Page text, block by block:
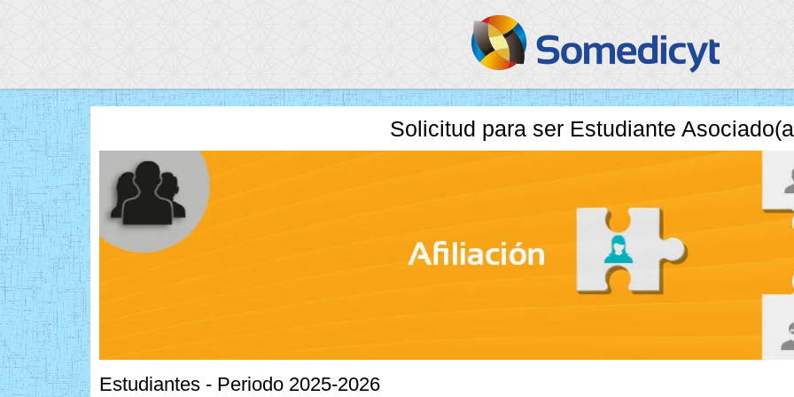
Solicitud para ser Estudiante
Estudiantes - Periodo 2025-2026